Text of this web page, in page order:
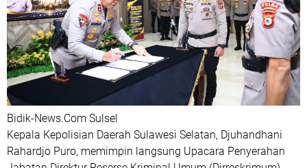
Bidik-News.Com Sulsel
Kepala Kepolisian Daerah Sulawesi Selatan, Djuhandhani
Rahardjo Puro, memimpin langsung Upacara Penyerahan